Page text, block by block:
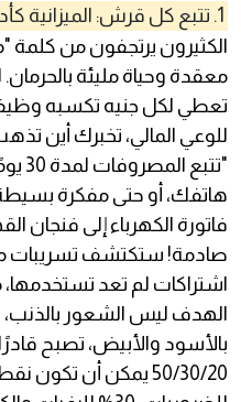
1. تتبع كل قرش: الميزانية كأداة وعي وليست سجنًا
الكثيرون يرتجفون من كلمة
معقدة وحياة مليئة
تعطي لكل جنيه تكسبه
للوعي المالي، تخبرك أين
هاتفك، أو حتى مفكرة
فاتورة الكهرباء إلى فنجان
صادمة! ستكتشف تسريبات
اشتراكات لم تعد
الهدف ليس الشعور بالذنب،
بالأسود والأبيض، تصبح